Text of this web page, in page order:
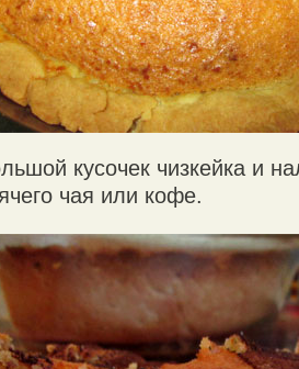
кусочек чизкейка и
чая или кофе.